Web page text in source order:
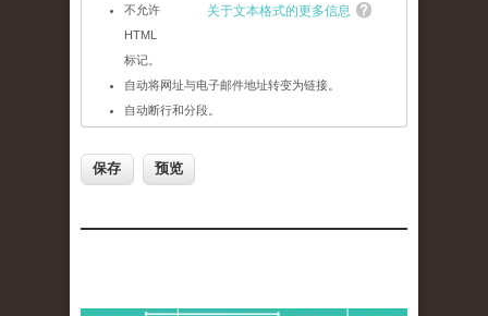
关于文本格式的更多信息
不允许
HTML
标记。
自动将网址与电子邮件地址转变为链接。
自动断行和分段。